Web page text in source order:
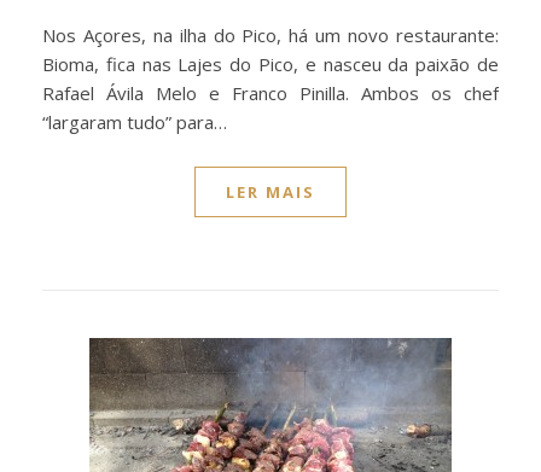
Nos Açores, na ilha do Pico, há um novo restaurante:
Bioma, fica nas Lajes do Pico, e nasceu da paixão de
Rafael Ávila Melo e Franco Pinilla. Ambos os chef
“largaram tudo” para…
LER MAIS